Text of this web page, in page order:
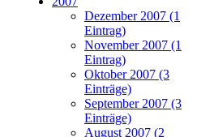
Dezember 2007 (1
Eintrag)
November 2007 (1
Eintrag)
Oktober 2007 (3
Einträge)
September 2007 (3
Einträge)
August 2007 (2